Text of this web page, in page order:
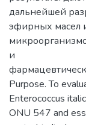
дальнейшей
эфирных масел
и
Purpose. To
Enterococcus
ONU 547 and